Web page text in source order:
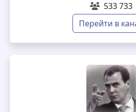
533 733
Перейти в